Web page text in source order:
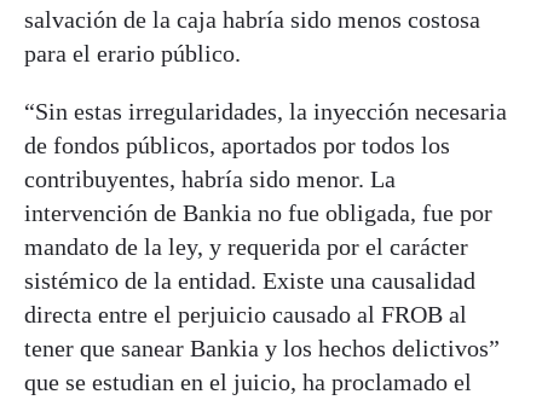
salvación de la caja habría sido menos costosa
para el erario público.
“Sin estas irregularidades, la inyección necesaria
de fondos públicos, aportados por todos los
contribuyentes, habría sido menor. La
intervención de Bankia no fue obligada, fue por
mandato de la ley, y requerida por el carácter
sistémico de la entidad. Existe una causalidad
directa entre el perjuicio causado al FROB al
tener que sanear Bankia y los hechos delictivos”
que se estudian en el juicio, ha proclamado el